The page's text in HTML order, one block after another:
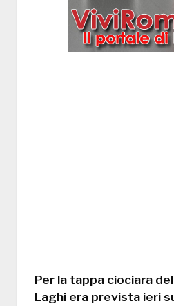
Per la tappa ciociara
Laghi era prevista ieri